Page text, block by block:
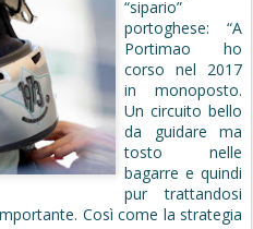
“sipario”
portoghese: “A
Portimao ho
corso nel 2017
in monoposto.
Un circuito bello
da guidare ma
tosto nelle
bagarre e quindi
pur trattandosi
Così come la strategia